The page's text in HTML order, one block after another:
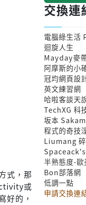
式，那
或
好的，
交換連
電腦綠生活
迴旋人生
Mayday麥
阿摩斯的小
冠均網頁設
英文練習網
哈啦客談天
TechXG 科
坂本
程式的奇技
Liumang
半熟態度-歐
Bon部落網
低調一點
申請交換連